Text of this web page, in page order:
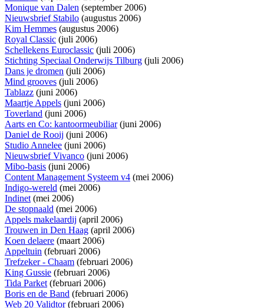
Monique van Dalen (september 2006)
Nieuwsbrief Stabilo (augustus 2006)
Kim Hemmes (augustus 2006)
Royal Classic (juli 2006)
Schellekens Euroclassic (juli 2006)
Stichting Speciaal Onderwijs Tilburg (juli 2006)
Dans je dromen (juli 2006)
Mind grooves (juli 2006)
Tablazz (juni 2006)
Maartje Appels (juni 2006)
Toverland (juni 2006)
Aarts en Co: kantoormeubiliar(juni 2006)
Daniel de Rooij (juni 2006)
Studio Annelee (juni 2006)
Nieuwsbrief Vivanco (juni 2006)
Mibo-basis (juni 2006)
Content Management Systeem v4 (mei 2006)
Indigo-wereld (mei 2006)
Indinet(mei 2006)
De stopnaald (mei 2006)
Appels makelaardij (april 2006)
Trouwen in Den Haag (april 2006)
Koen delaere (maart 2006)
Appeltuin (februari 2006)
Trefzeker - Chaam (februari 2006)
King Gussie (februari 2006)
Tida Parket(februari 2006)
Boris en de Band (februari 2006)
Web 20 Validtor(februari 2006)